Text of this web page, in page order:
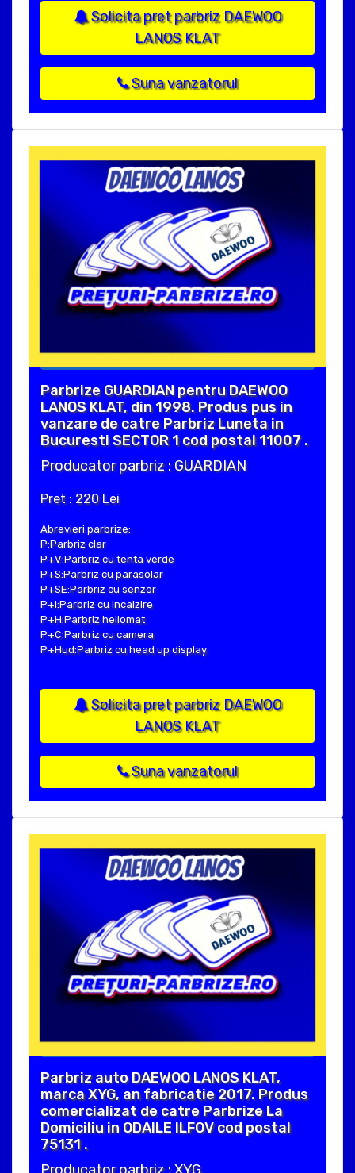
Solicita pret parbriz DAEWOO
LANOS KLAT
Suna vanzatorul
Parbrize GUARDIAN pentru DAEWOO
LANOS KLAT, din 1998. Produs pus in
vanzare de catre Parbriz Luneta in
Bucuresti SECTOR 1 cod postal 11007 .
Producator parbriz : GUARDIAN
Pret : 220 Lei
Abrevieri parbrize:
P:Parbriz clar
P+V:Parbriz cu tenta verde
P+S:Parbriz cu parasolar
P+SE:Parbriz cu senzor
P+I:Parbriz cu incalzire
P+H:Parbriz heliomat
P+C:Parbriz cu camera
P+Hud:Parbriz cu head up display
Solicita pret parbriz DAEWOO
LANOS KLAT
Suna vanzatorul
Parbriz auto DAEWOO LANOS KLAT,
marca XYG, an fabricatie 2017. Produs
comercializat de catre Parbrize La
Domiciliu in ODAILE ILFOV cod postal
75131 .